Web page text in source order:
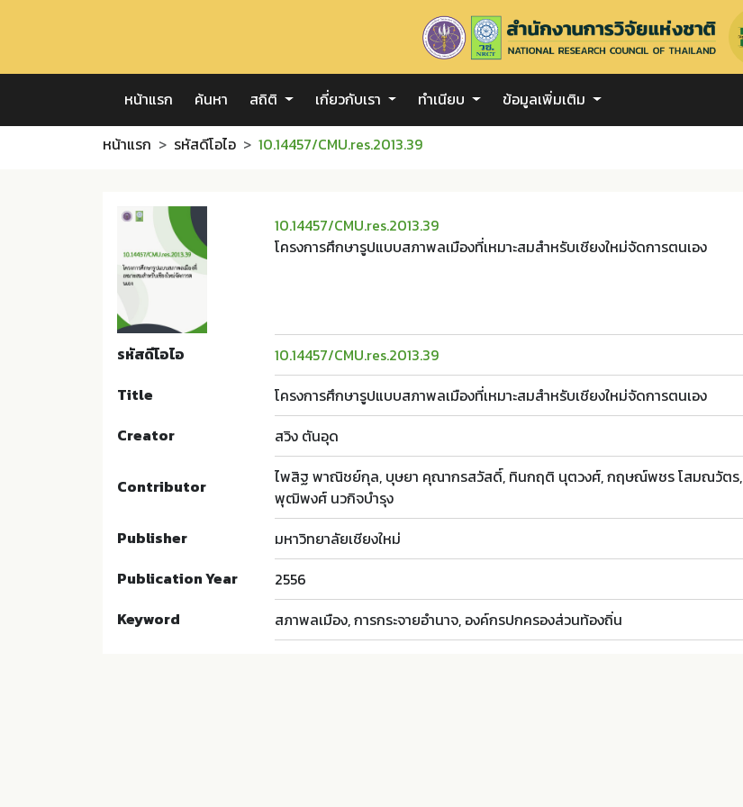
หน้าแรก ค้นหา สถิติ เกี่ยวกับเรา ทำเนียบ ข้อมูลเพิ่มเติม
หน้าแรก รหัสดีโอไอ 10.14457/CMU.res.2013.39
10.14457/CMU.res.2013.39
โครงการศึกษารูปแบบสภาพลเมืองที่เหมาะสมสำหรับเชียงใหม่จัดการตนเอง
รหัสดีโอไอ
10.14457/CMU.res.2013.39
Title
โครงการศึกษารูปแบบสภาพลเมืองที่เหมาะสมสำหรับเชียงใหม่จัดการตนเอง
Creator
สวิง ตันอุด
Contributor
ไพสิฐ พาณิชย์กุล, บุษยา คุณากรสวัสดิ์, ทินกฤติ นุตวงศ์, กฤษณ์พชร โสมณวัตร,
พุฒิพงศ์ นวกิจบำรุง
Publisher
มหาวิทยาลัยเชียงใหม่
Publication Year
2556
Keyword
สภาพลเมือง, การกระจายอำนาจ, องค์กรปกครองส่วนท้องถิ่น